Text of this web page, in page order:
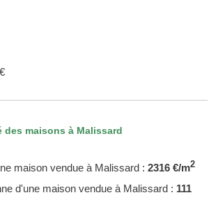
des maisons à Malissard
maison vendue à Malissard : 2316 €/m2
d'une maison vendue à Malissard : 111